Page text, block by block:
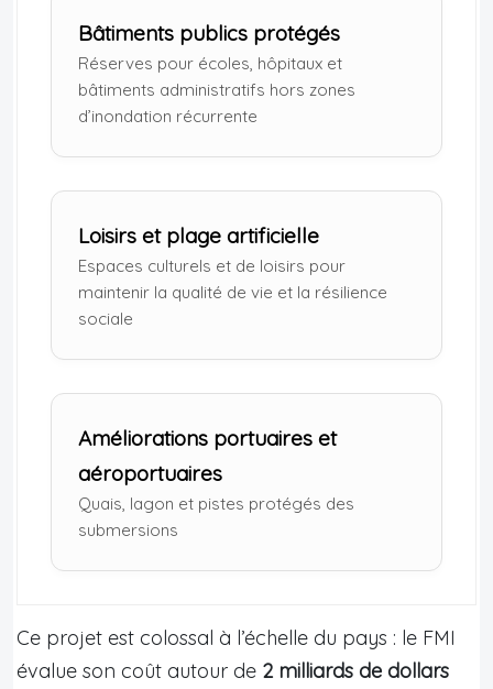
Bâtiments publics protégés
Réserves pour écoles, hôpitaux et
bâtiments administratifs hors zones
d’inondation récurrente
Loisirs et plage artificielle
Espaces culturels et de loisirs pour
maintenir la qualité de vie et la résilience
sociale
Améliorations portuaires et
aéroportuaires
Quais, lagon et pistes protégés des
submersions
Ce projet est colossal à l’échelle du pays : le FMI
évalue son coût autour de 2 milliards de dollars